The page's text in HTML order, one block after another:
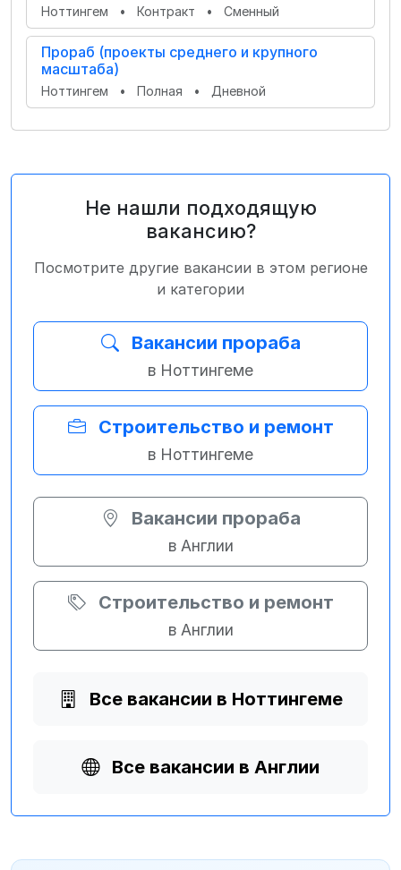
Ноттингем • Контракт • Сменный
Прораб (проекты среднего и крупного
масштаба)
Ноттингем • Полная • Дневной
Не нашли подходящую
вакансию?
Посмотрите другие вакансии в этом регионе
и категории
Вакансии прораба
в Ноттингеме
Строительство и ремонт
в Ноттингеме
Вакансии прораба
в Англии
Строительство и ремонт
в Англии
Все вакансии в Ноттингеме
Все вакансии в Англии